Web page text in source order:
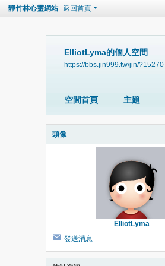
靜竹林心靈網站 返回首頁
ElliotLyma的個人空間
https://bbs.jin999.tw/jin/?15270
空間首頁 主題
頭像
ElliotLyma
發送消息